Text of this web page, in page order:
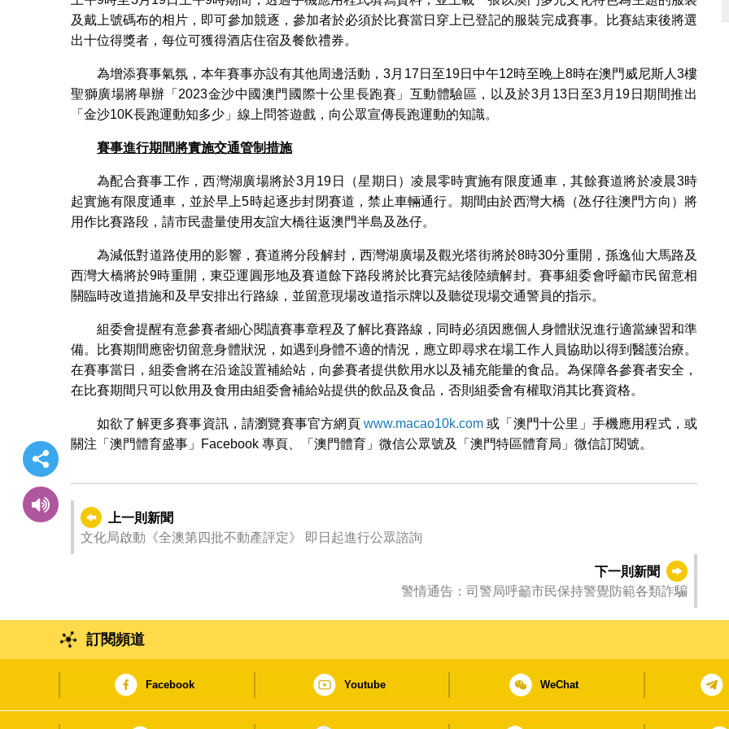
及戴上號碼布的相片，即可參加競逐，參加者於必須於比賽當日穿上已登記的服裝完成賽事。比賽結束後將選
出十位得獎者，每位可獲得酒店住宿及餐飲禮券。
為增添賽事氣氛，本年賽事亦設有其他周邊活動，3月17日至19日中午12時至晚上8時在澳門威尼斯人3樓
聖獅廣場將舉辦「2023金沙中國澳門國際十公里長跑賽」互動體驗區，以及於3月13日至3月19日期間推出
「金沙10K長跑運動知多少」線上問答遊戲，向公眾宣傳長跑運動的知識。
賽事進行期間將實施交通管制措施
為配合賽事工作，西灣湖廣場將於3月19日（星期日）凌晨零時實施有限度通車，其餘賽道將於凌晨3時
起實施有限度通車，並於早上5時起逐步封閉賽道，禁止車輛通行。期間由於西灣大橋（氹仔往澳門方向）將
用作比賽路段，請市民盡量使用友誼大橋往返澳門半島及氹仔。
為減低對道路使用的影響，賽道將分段解封，西灣湖廣場及觀光塔街將於8時30分重開，孫逸仙大馬路及
西灣大橋將於9時重開，東亞運圓形地及賽道餘下路段將於比賽完結後陸續解封。賽事組委會呼籲市民留意相
關臨時改道措施和及早安排出行路線，並留意現場改道指示牌以及聽從現場交通警員的指示。
組委會提醒有意參賽者細心閱讀賽事章程及了解比賽路線，同時必須因應個人身體狀況進行適當練習和準
備。比賽期間應密切留意身體狀況，如遇到身體不適的情況，應立即尋求在場工作人員協助以得到醫護治療。
在賽事當日，組委會將在沿途設置補給站，向參賽者提供飲用水以及補充能量的食品。為保障各參賽者安全，
在比賽期間只可以飲用及食用由組委會補給站提供的飲品及食品，否則組委會有權取消其比賽資格。
如欲了解更多賽事資訊，請瀏覽賽事官方網頁 www.macao10k.com 或「澳門十公里」手機應用程式，或
關注「澳門體育盛事」Facebook 專頁、「澳門體育」微信公眾號及「澳門特區體育局」微信訂閱號。
上一則新聞
文化局啟動《全澳第四批不動產評定》 即日起進行公眾諮詢
下一則新聞
警情通告：司警局呼籲市民保持警覺防範各類詐騙
訂閱頻道
Facebook Youtube WeChat